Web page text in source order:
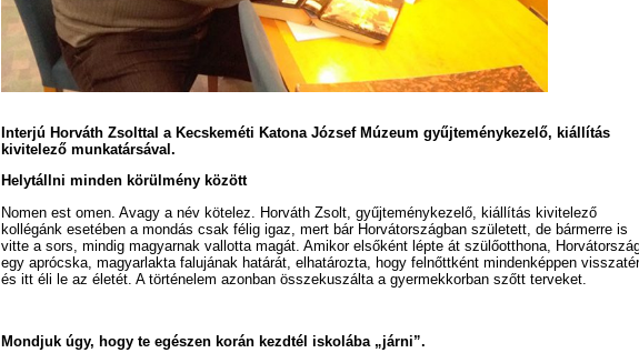
Interjú Horváth Zsolttal a Kecskeméti Katona József Múzeum gyűjteménykezelő, kiállítás
kivitelező munkatársával.
Helytállni minden körülmény között
Nomen est omen. Avagy a név kötelez. Horváth Zsolt, gyűjteménykezelő, kiállítás kivitelező
kollégánk esetében a mondás csak félig igaz, mert bár Horvátországban született, de bármerre is
vitte a sors, mindig magyarnak vallotta magát. Amikor elsőként lépte át szülőotthona,
egy aprócska, magyarlakta falujának határát, elhatározta, hogy felnőttként mindenképpen visszatér
és itt éli le az életét. A történelem azonban összekuszálta a gyermekkorban szőtt terveket.
Mondjuk úgy, hogy te egészen korán kezdtél iskolába „járni”.